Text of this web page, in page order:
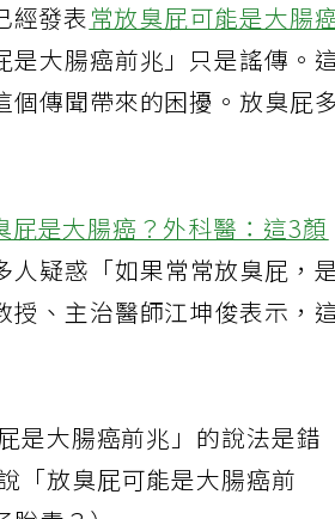
經發表常放臭屁可能是大腸
是大腸癌前兆」只是謠傳。
傳聞帶來的困擾。放臭屁
屁是大腸癌？外科醫：這3顏
人疑惑「如果常常放臭屁，
、主治醫師江坤俊表示，
是大腸癌前兆」的說法是錯
「放臭屁可能是大腸癌前